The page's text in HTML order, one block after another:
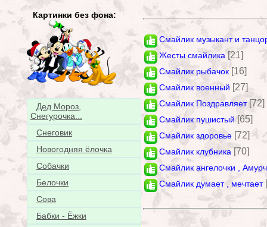
Картинки без фона:
Дед Мороз,
Снегурочка...
Снеговик
Новогодняя ёлочка
Собачки
Белочки
Сова
Бабки - Ёжки
Смайлик музыкант и
Жесты смайлика [21]
Смайлик рыбачок [16]
Смайлик военный [27]
Смайлик Поздравляет [72]
Смайлик пушистый [65]
Смайлик здоровье [72]
Смайлик клубника [70]
Смайлик ангелочки ,
Смайлик думает , мечтает